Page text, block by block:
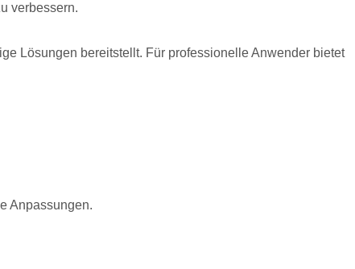
verbessern.
Lösungen bereitstellt. Für professionelle Anwender bietet
Anpassungen.